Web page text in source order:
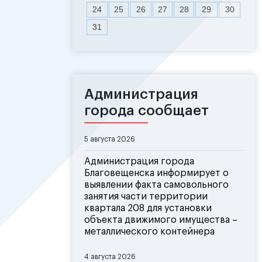
24
25 26 27 28 29
30
31
Администрация
города сообщает
5 августа 2026
Администрация города
Благовещенска информирует о
выявлении факта самовольного
занятия части территории
квартала 208 для установки
объекта движимого имущества –
металлического контейнера
4 августа 2026